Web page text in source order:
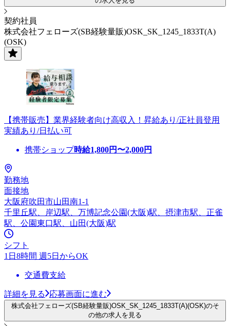
契約社員
株式会社フェローズ(SB経験量販)OSK_SK_1245_1833T(A)
(OSK)
【携帯販売】業界経験者向け高収入！昇給あり/正社員登用
実績あり/日払い可
携帯ショップ時給1,800円〜2,000円
勤務地
面接地
大阪府吹田市山田南1-1
千里丘駅、岸辺駅、万博記念公園(大阪)駅、摂津市駅、正雀
駅、公園東口駅、山田(大阪)駅
シフト
1日8時間 週5日からOK
交通費支給
詳細を見る 応募画面に進む
株式会社フェローズ(SB経験量販)OSK_SK_1245_1833T(A)(OSK)のそ
の他の求人を見る